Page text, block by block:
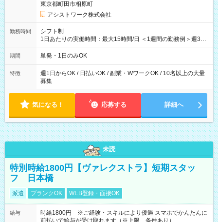
東京都町田市相原町
アシストワーク株式会社
勤務時間
シフト制
1日あたりの実働時間：最大15時間/日 ＜1週間の勤務例＞週3回
勤務 勤務：月・水・金 休み：火・木・土・日 好きな時にお仕事
可能です！ ※1日あたりの最大実働時間は日勤、夜勤共に勤務し
期間 単発・1日のみOK
特徴
週1日からOK / 日払いOK / 副業・WワークOK / 10名以上の大量
募集
気になる！ 応募する 詳細へ
未読
特別時給1800円【ヴァレクストラ】短期スタッ
フ 日本橋
派遣 ブランクOK WEB登録・面接OK
給与
時給1800円 ※ご経験・スキルにより優遇 スマホでかんたんに
前払いで給与が受け取れます（※上限、条件あり）